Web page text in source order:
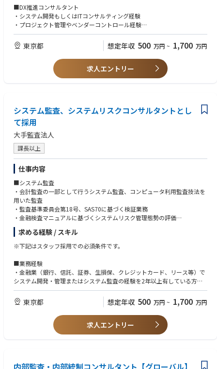
■プロジェクト例
・国際金融規制に対する影響分析・対応態勢構築支援
・各国店頭デリバティブ規制（証拠金規制・清算集中義務等）への対応支
・ESG関連規制（開示規制、タクソノミー等）への対応方針策定・態勢整
・AML/CFT態勢高度化に係るアドバイザリー
・コンプライアンスリスクアセスメント支援
・金融機関の内部統制対応支援業務
・金融機関のM&A・グループ再編に伴う会計処理・財務報告対応支援
・リスク管理フレームワーク（市場・信用・流動性・オペレーショナルリ
スク、非財務リスク等）の高度化支援
・金融フロント/ミドル/バック領域のプロセスBPR
・海外勘定系、情報系、市場系システムの更改
・決算/開示/分析の共通データ整備・業務高度化
・当局報告用データに対するデータガバナンス高度化
・データ整備・可視化、システム要件定義等の実務経験
・プロジェクトマネジメント経験
・多国籍なメンバーで組成されたチームでの実務経験
有するプロジェクトにおける実務経験
■資格：公認会計士/USCPA、DAMA（CDMP）、証券アナリスト、FRM、
CIA、弁護士資格（日本/海外）、簿記1級、PMP等
・国際金融規制やグローバルな金融動向に関心があり、英語を活用した業
務に前向きな方
・複雑な規制・制度を読み解き、クライアントにとっての実務的インプリ
ケーションを分かりやすく整理・提言できる方
・自律的に動き、前進できる方。論理的思考とドキュメンテーションが得
意な方
・多様なバックグラウンドを持つメンバーと協働し、チームとして成果を
出すことを重視する方
・グローバルでのデジタルガバナンス態勢整備支援
■金融機関向けITリスクコンサルタント
・ITガバナンス態勢の構築支援／評価
・IT投資コスト適正化
・IT戦略／IT化計画の立案
・IT組織体制の再整備
・ITプロジェクトPMO
提供の実施
- クライアントのクラウド戦略に従い、設計・開発・導入におけるPMO支
援及びデリバリーの実施
- クラウド移行後のクラウド基盤及び関連システムの運用管理・監視のマ
ネージドサービスの提供
■DX推進コンサルタント
・システム開発もしくはITコンサルティング経験
・プロジェクト管理やベンダーコントロール経験
・パッケージやツールなどの製品比較経験
・何らかの業務知識（会計、販売、購買、製造 、公共等）
・ローコード開発経験
・CRM(SFDC,Kintone等)の導入経験
■金融機関向けITリスクコンサルタント
・コンサルティング会社や監査法人でコンサルティング・システム監査の
経験を2年以上有している方。ITコンサルティングの経験があれば、尚可
・一般事業会社でシステムリスク管理、システム企画・開発・運用または
システム監査の経験を2年以上有している方。システム開発プロジェクト
でPMOの経験があれば、尚可
■クラウドコンサルタント
・パブリッククラウドを中心としたコンサルから運用監視の特定の領域で
の知見・経験を保有する人材
・コンサル経験、導入経験、開発経験、運用管理監視経験のすべてまたは
一部を保有する人
東京都 想定年収 500 万円 ~ 1,700 万円
求人エントリー
システム監査、システムリスクコンサルタントとし
て採用
大手監査法人
課長以上
仕事内容
■システム監査
・会計監査の一部として行うシステム監査、コンピュータ利用監査技法を
用いた監査
・監査基準委員会第18号、SAS70に基づく検証業務
・金融検査マニュアルに基づくシステムリスク管理態勢の評価
・システム統合等のプロジェクト管理態勢の評価
■システムリスクコンサルティング
・システム管理体制のコンサルティング
・システム開発・システム統合等のプロジェクト管理
・システム内部監査のアウトソーシング
・顧客データ統合等、データマネジメント、データガバナンスに関するア
求める経験 / スキル
※下記はスタッフ採用での必須条件です。
■業務経験
・金融業（銀行、信託、証券、生損保、クレジットカード、リース等）で
システム開発・管理またはシステム監査の経験を2年以上有している方。
特に金融系経験者の方歓迎。
・一般事業会社でシステム開発・管理またはシステム監査の経験を2年以
上有している方、システム開発プロジェクトでPMOの経験があれば、尚
・大手ベンダで流通業、製造業などのシステム開発・管理の経験を2年以
上有している方。
東京都 想定年収 500 万円 ~ 1,700 万円
求人エントリー